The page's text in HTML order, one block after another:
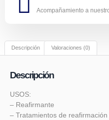
Acompañamiento a
Descripción Valoraciones (0)
Descripción
USOS:
– Reafirmante
– Tratamientos de